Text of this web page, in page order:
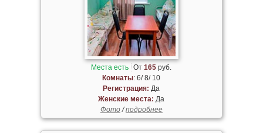
Места есть От165 руб.
Комнаты: 6/ 8/ 10
Регистрация: Да
Женские места: Да
Фото/подробнее